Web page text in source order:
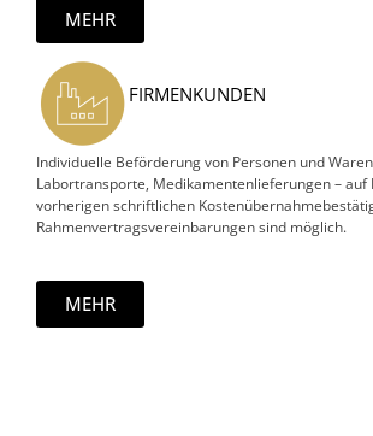
MEHR
FIRMENKUNDEN
Individuelle Beförderung von Personen und
Labortransporte, Medikamentenlieferungen – auf
vorherigen schriftlichen
Rahmenvertragsvereinbarungen sind möglich.
MEHR